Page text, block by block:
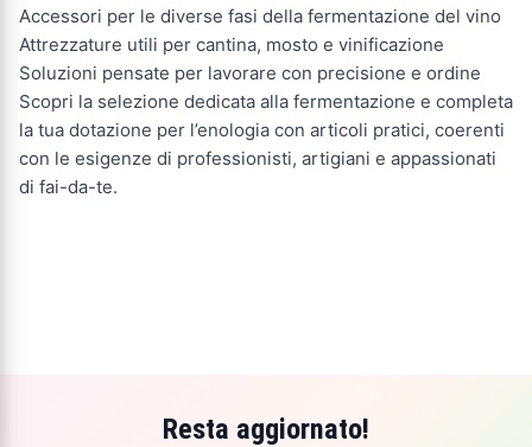
Accessori per le diverse fasi della fermentazione del vino
Attrezzature utili per cantina, mosto e vinificazione
Soluzioni pensate per lavorare con precisione e ordine
Scopri la selezione dedicata alla fermentazione e completa
la tua dotazione per l’enologia con articoli pratici, coerenti
con le esigenze di professionisti, artigiani e appassionati
di fai-da-te.
Resta aggiornato!